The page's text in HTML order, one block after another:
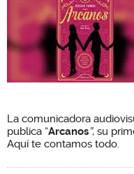
La comunicadora
publica “Arcanos”, su
Aquí te contamos todo.